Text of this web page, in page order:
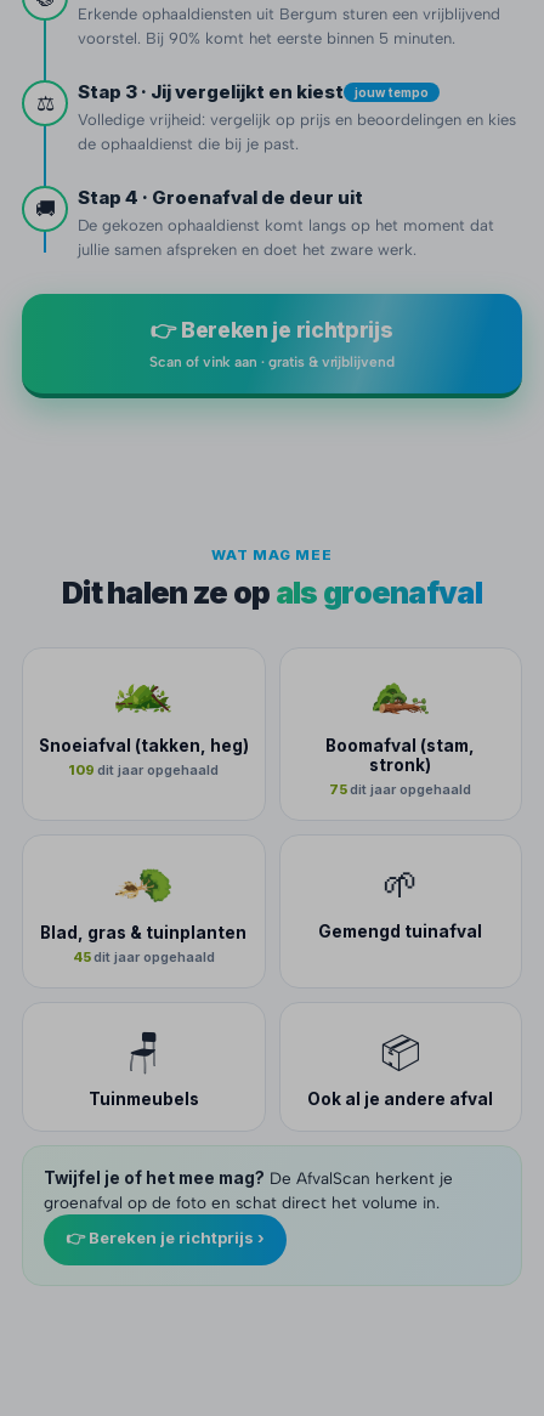
Erkende ophaaldiensten uit Bergum sturen een vrijblijvend
voorstel. Bij 90% komt het eerste binnen 5 minuten.
⚖️ Stap 3 · Jij vergelijkt en kiest jouw tempo
Volledige vrijheid: vergelijk op prijs en beoordelingen en kies
de ophaaldienst die bij je past.
🚚 Stap 4 · Groenafval de deur uit
De gekozen ophaaldienst komt langs op het moment dat
jullie samen afspreken en doet het zware werk.
👉 Bereken je richtprijs
Scan of vink aan · gratis & vrijblijvend
WAT MAG MEE
Dit halen ze op als groenafval
Snoeiafval (takken, heg)
109dit jaar opgehaald
Boomafval (stam,
stronk)
75dit jaar opgehaald
Blad, gras & tuinplanten
45dit jaar opgehaald
🌱
Gemengd tuinafval
🪑
Tuinmeubels
📦
Ook al je andere afval
Twijfel je of het mee mag? De AfvalScan herkent je
groenafval op de foto en schat direct het volume in.
👉 Bereken je richtprijs ›